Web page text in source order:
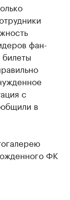
фан-
с
в
ФК